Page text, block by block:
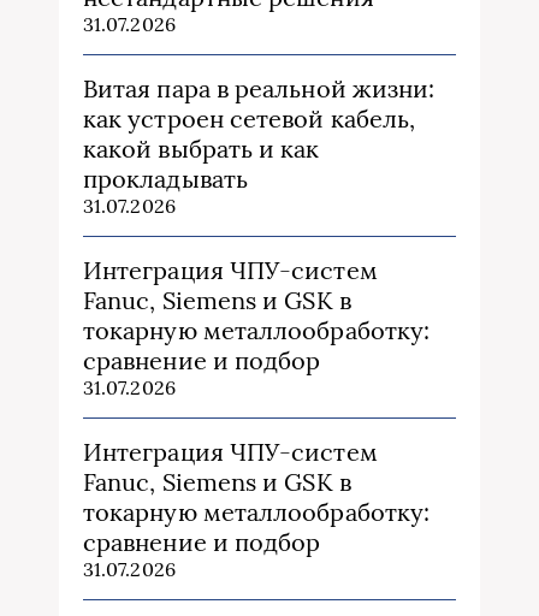
31.07.2026
Витая пара в реальной жизни:
как устроен сетевой кабель,
какой выбрать и как
прокладывать
31.07.2026
Интеграция ЧПУ-систем
Fanuc, Siemens и GSK в
токарную металлообработку:
сравнение и подбор
31.07.2026
Интеграция ЧПУ-систем
Fanuc, Siemens и GSK в
токарную металлообработку:
сравнение и подбор
31.07.2026